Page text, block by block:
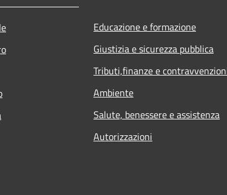
Educazione e formazione
Giustizia e sicurezza pubblica
Tributi,finanze e
Ambiente
Salute, benessere e assistenza
Autorizzazioni